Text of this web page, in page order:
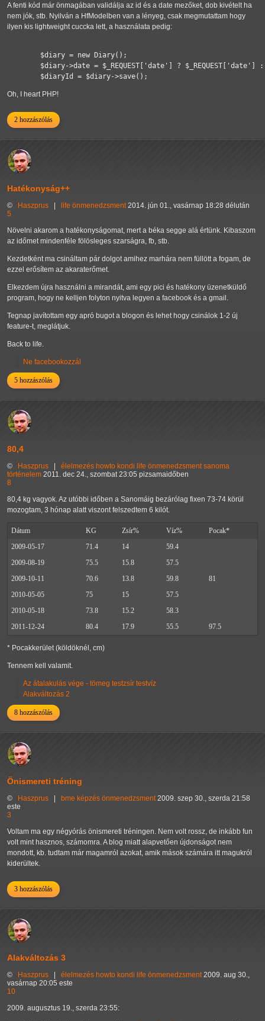
A fenti kód már önmagában validálja az id és a date mezőket, dob kivételt ha
nem jók, stb. Nyilván a HfModelben van a lényeg, csak megmutattam hogy
ilyen kis lightweight cuccka lett, a használata pedig:
        $diary = new Diary();
$diary->date = $_REQUEST['date'] ? $_REQUEST['date']
Oh, I heart PHP!
2 hozzászólás
Hatékonyság++
© Haszprus life önmenedzsment 2014. jún 01., vasárnap 18:28 délután
5
Növelni akarom a hatékonyságomat, mert a béka segge alá értünk. Kibaszom
az időmet mindenféle fölösleges szarságra, fb, stb.
Kezdetként ma csináltam pár dolgot amihez marhára nem füllött a fogam, de
ezzel erősítem az akaraterőmet.
Elkezdem újra használni a mirandát, ami egy pici és hatékony üzenetküldő
program, hogy ne kelljen folyton nyitva legyen a facebook és a gmail.
Tegnap javítottam egy apró bugot a blogon és lehet hogy csinálok 1-2 új
feature-t, meglátjuk.
Back to life.
Ne facebookozzál
5 hozzászólás
80,4
© Haszprus élelmezés howto kondi life önmenedzsment sanoma
történelem 2011. dec 24., szombat 23:05 pizsamaidőben
8
80,4 kg vagyok. Az utóbbi időben a Sanomáig bezárólag fixen 73-74 körül
mozogtam, 3 hónap alatt viszont felszedtem 6 kilót.
Dátum KG Zsír% Víz%
Pocak*
2009-05-17
71.4 14
59.4
2009-08-19
75.5 15.8
57.5
2009-10-11
70.6 13.8 59.8
81
2010-05-05
75 15
57.5
2010-05-18
73.8 15.2
58.3
2011-12-24
80.4 17.9 55.5 97.5
* Pocakkerület (köldöknél, cm)
Tennem kell valamit.
Az átalakulás vége - tömeg testzsír testvíz
Alakváltozás 2
8 hozzászólás
Önismereti tréning
© Haszprus bme képzés önmenedzsment 2009. szep 30., szerda 21:58
este
3
Voltam ma egy négyórás önismereti tréningen. Nem volt rossz, de inkább fun
volt mint hasznos, számomra. A blog miatt alapvetően újdonságot nem
mondott, kb. tudtam már magamról azokat, amik mások számára itt magukról
kiderültek.
3 hozzászólás
Alakváltozás 3
© Haszprus élelmezés howto kondi life önmenedzsment 2009. aug 30.,
vasárnap 20:05 este
10
2009. augusztus 19., szerda 23:55: